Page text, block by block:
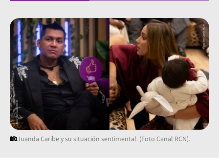
Juanda Caribe y su situación sentimental. (Foto Canal RCN).